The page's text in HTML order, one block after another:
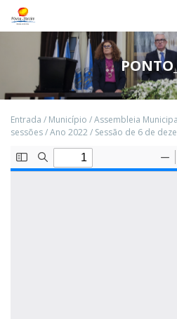
Entrada / Município /Assembleia
sessões/Ano 2022/ Sessão de 6 de